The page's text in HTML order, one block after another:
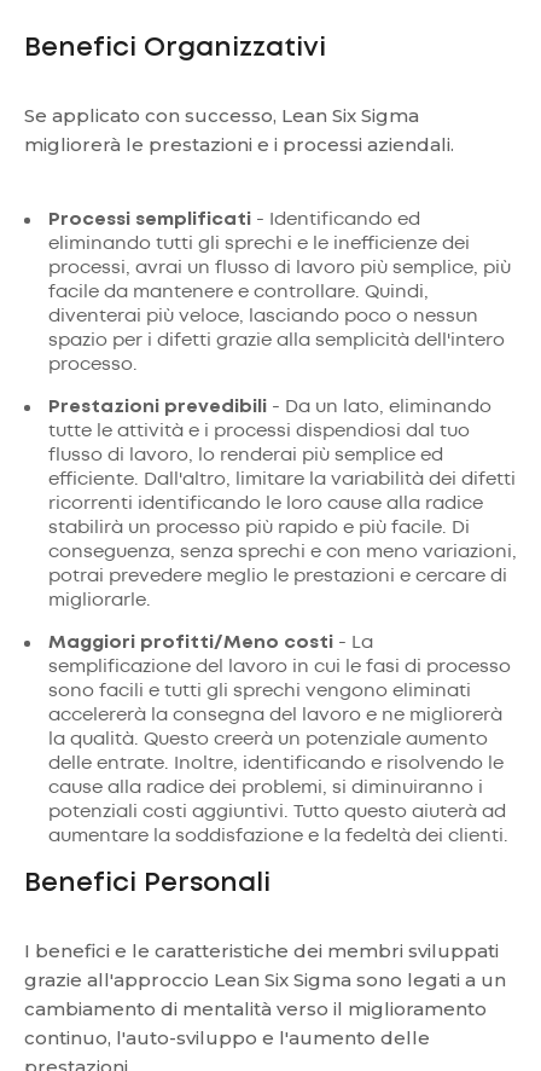
Benefici Organizzativi
Se applicato con successo, Lean Six Sigma
migliorerà le prestazioni e i processi aziendali.
Processi semplificati - Identificando ed
eliminando tutti gli sprechi e le inefficienze dei
processi, avrai un flusso di lavoro più semplice, più
facile da mantenere e controllare. Quindi,
diventerai più veloce, lasciando poco o nessun
spazio per i difetti grazie alla semplicità dell'intero
processo.
Prestazioni prevedibili - Da un lato, eliminando
tutte le attività e i processi dispendiosi dal tuo
flusso di lavoro, lo renderai più semplice ed
efficiente. Dall'altro, limitare la variabilità dei difetti
ricorrenti identificando le loro cause alla radice
stabilirà un processo più rapido e più facile. Di
conseguenza, senza sprechi e con meno variazioni,
potrai prevedere meglio le prestazioni e cercare di
migliorarle.
Maggiori profitti/Meno costi - La
semplificazione del lavoro in cui le fasi di processo
sono facili e tutti gli sprechi vengono eliminati
accelererà la consegna del lavoro e ne migliorerà
la qualità. Questo creerà un potenziale aumento
delle entrate. Inoltre, identificando e risolvendo le
cause alla radice dei problemi, si diminuiranno i
potenziali costi aggiuntivi. Tutto questo aiuterà ad
aumentare la soddisfazione e la fedeltà dei clienti.
Benefici Personali
I benefici e le caratteristiche dei membri sviluppati
grazie all'approccio Lean Six Sigma sono legati a un
cambiamento di mentalità verso il miglioramento
continuo, l'auto-sviluppo e l'aumento delle
prestazioni.